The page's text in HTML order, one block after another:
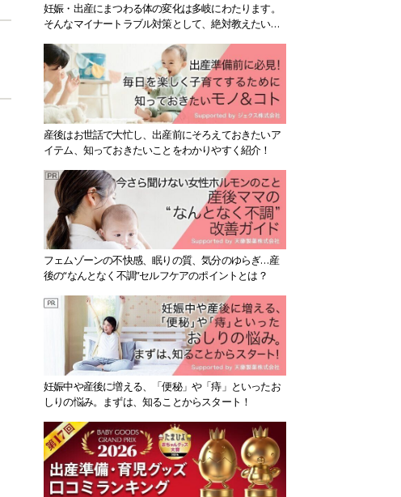
妊娠・出産にまつわる体の変化は多岐にわたります。
そんなマイナートラブル対策として、絶対教えたい！
産後はお世話で大忙し、出産前にそろえておきたいア
イテム、知っておきたいことをわかりやすく紹介！
フェムゾーンの不快感、眠りの質、気分のゆらぎ…産
後の“なんとなく不調”セルフケアのポイントとは？
妊娠中や産後に増える、「便秘」や「痔」といったお
しりの悩み。まずは、知ることからスタート！